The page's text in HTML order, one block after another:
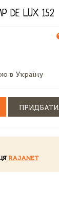
DE LUX 152
в Україну
ПРИДБАТИ
RAJANET